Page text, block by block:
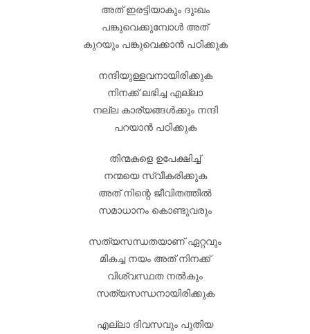
അത് ഇരട്ടിയാകും ദുഃഖം
പങ്കുവെക്കുമ്പോൾ അത്
കുറയും പങ്കുവെക്കാൻ പഠിക്കുക
നന്ദിയുള്ളവനായിരിക്കുക
നിനക്ക് ലഭിച്ച എല്ലാ
നല്ല കാര്യങ്ങൾക്കും നന്ദി
പറയാൻ പഠിക്കുക
തിന്മകളെ ഉപേക്ഷിച്ച്
നന്മയെ സ്വീകരിക്കുക
അത് നിന്റെ ജീവിതത്തിൽ
സമാധാനം കൊണ്ടുവരും
സത്യസന്ധതയാണ് ഏറ്റവും
മികച്ച നയം അത് നിനക്ക്
വിശ്വസ്ഥത നൽകും
സത്യസന്ധനായിരിക്കുക
എല്ലാ ദിവസവും പുതിയ